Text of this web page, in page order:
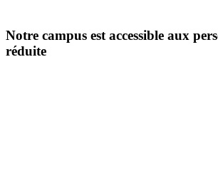
Notre campus est accessible aux
réduite